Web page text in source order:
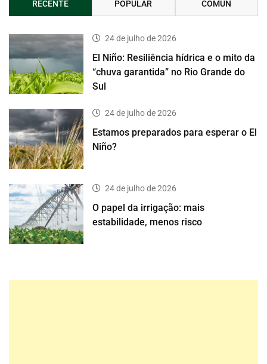
RECENTE POPULAR COMUN
24 de julho de 2026
El Niño: Resiliência hídrica e o mito da
“chuva garantida” no Rio Grande do
Sul
24 de julho de 2026
Estamos preparados para esperar o El
Niño?
24 de julho de 2026
O papel da irrigação: mais
estabilidade, menos risco